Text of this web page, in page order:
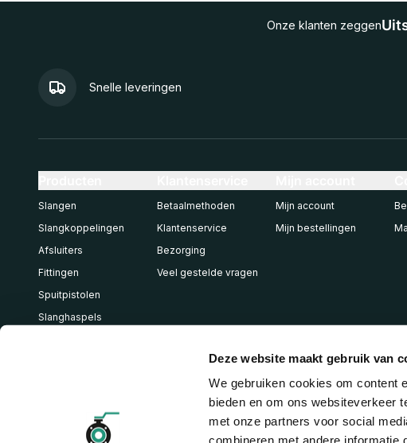
Deze website maakt gebruik van
We gebruiken cookies om content
bieden en om ons websiteverkeer
met onze partners voor social
combineren met andere informatie
Onze klanten zeggen
Snelle leveringen
Slangen
Slangkoppelingen
Afsluiters
Fittingen
Spuitpistolen
Slanghaspels
Betaalmethoden
Klantenservice
Bezorging
Veel gestelde vragen
Mijn account
Mijn bestellingen